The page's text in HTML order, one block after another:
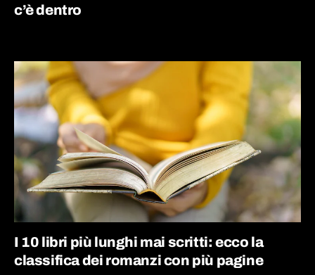
c’è dentro
I 10 libri più lunghi mai scritti: ecco la
classifica dei romanzi con più pagine